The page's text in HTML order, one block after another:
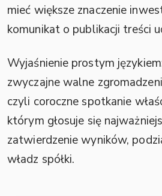
mieć większe znaczenie
komunikat o publikacji treści
Wyjaśnienie prostym
zwyczajne walne
czyli coroczne spotkanie
którym głosuje się
zatwierdzenie wyników,
władz spółki.